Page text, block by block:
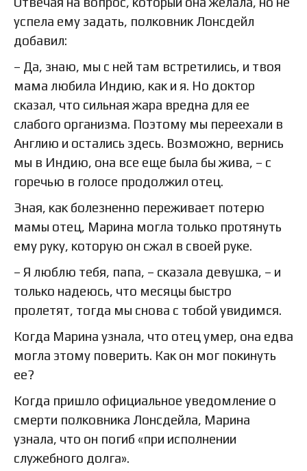
успела ему задать, полковник Лонсдейл
добавил:
– Да, знаю, мы с ней там встретились, и твоя
мама любила Индию, как и я. Но доктор
сказал, что сильная жара вредна для ее
слабого организма. Поэтому мы переехали в
Англию и остались здесь. Возможно, вернись
мы в Индию, она все еще была бы жива, – с
горечью в голосе продолжил отец.
Зная, как болезненно переживает потерю
мамы отец, Марина могла только протянуть
ему руку, которую он сжал в своей руке.
– Я люблю тебя, папа, – сказала девушка, – и
только надеюсь, что месяцы быстро
пролетят, тогда мы снова с тобой увидимся.
Когда Марина узнала, что отец умер, она едва
могла этому поверить. Как он мог покинуть
ее?
Когда пришло официальное уведомление о
смерти полковника Лонсдейла, Марина
узнала, что он погиб «при исполнении
служебного долга».